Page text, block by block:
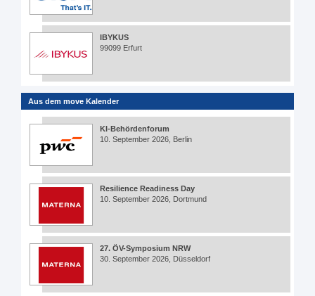
IBYKUS
99099 Erfurt
Aus dem move Kalender
KI-Behördenforum
10. September 2026, Berlin
Resilience Readiness Day
10. September 2026, Dortmund
27. ÖV-Symposium NRW
30. September 2026, Düsseldorf